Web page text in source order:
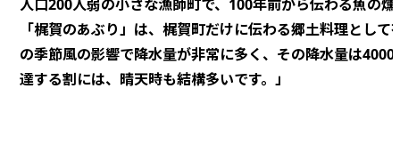
人口200人弱の小さな漁師町で、100年前から伝わる魚の
「梶賀のあぶり」は、梶賀町だけに伝わる郷土料理として
の季節風の影響で降水量が非常に多く、その降水量は
達する割には、晴天時も結構多いです。」